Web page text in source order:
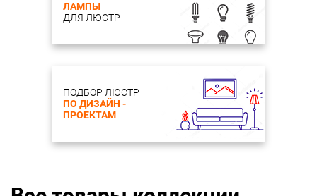
ЛАМПЫ
ДЛЯ ЛЮСТР
ПОДБОР ЛЮСТР
ПО ДИЗАЙН -
ПРОЕКТАМ